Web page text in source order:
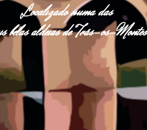
Localizado numa das
belas aldeias de Trás-os-Montes